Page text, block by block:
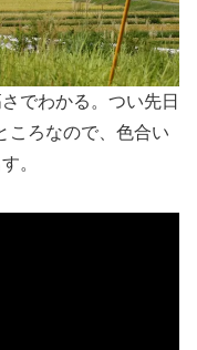
でわかる。つい先日
ころなので、色合い
。